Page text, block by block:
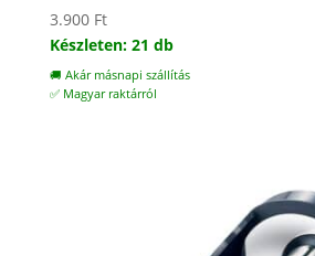
3.900 Ft
Készleten: 21 db
🚚 Akár másnapi szállítás
✅ Magyar raktárról